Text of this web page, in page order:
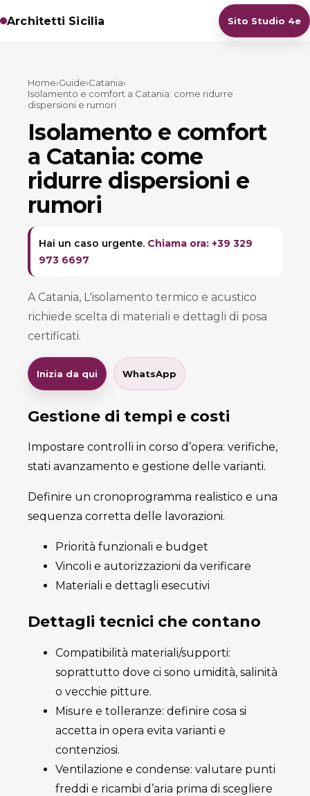
Architetti Sicilia Sito Studio 4e
Home›Guide›Catania›
Isolamento e comfort a Catania: come ridurre
dispersioni e rumori
Isolamento e comfort
a Catania: come
ridurre dispersioni e
rumori
Hai un caso urgente. Chiama ora: +39 329
973 6697
A Catania, L'isolamento termico e acustico
richiede scelta di materiali e dettagli di posa
certificati.
Inizia da qui WhatsApp
Gestione di tempi e costi
Impostare controlli in corso d’opera: verifiche,
stati avanzamento e gestione delle varianti.
Definire un cronoprogramma realistico e una
sequenza corretta delle lavorazioni.
Priorità funzionali e budget
Vincoli e autorizzazioni da verificare
Materiali e dettagli esecutivi
Dettagli tecnici che contano
Compatibilità materiali/supporti:
soprattutto dove ci sono umidità, salinità
o vecchie pitture.
Misure e tolleranze: definire cosa si
accetta in opera evita varianti e
contenziosi.
Ventilazione e condense: valutare punti
freddi e ricambi d’aria prima di scegliere